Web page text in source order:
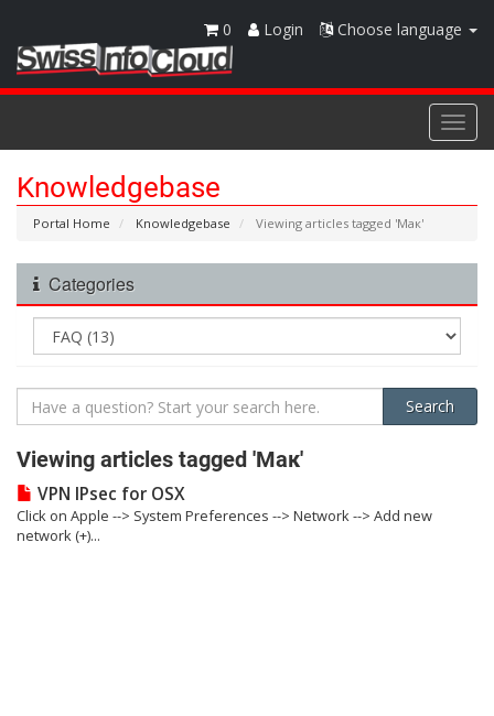
Choose language
Login
0
Knowledgebase
Portal Home Knowledgebase Viewing articles tagged 'Мак'
Categories
Viewing articles tagged 'Мак'
VPN IPsec for OSX
Click on Apple --> System Preferences --> Network --> Add new
network (+)...